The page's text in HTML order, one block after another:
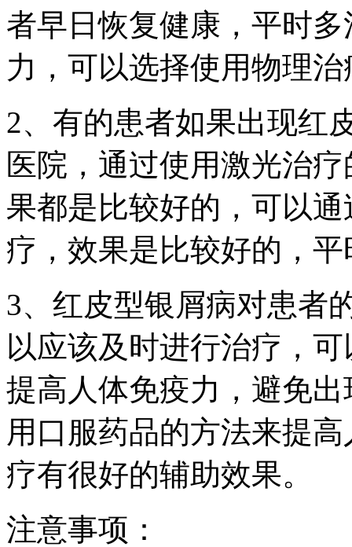
者早日恢复健康，平时
力，可以选择使用物理
2、有的患者如果出现红
医院，通过使用激光治
果都是比较好的，可以
疗，效果是比较好的，
3、红皮型银屑病对患者
以应该及时进行治疗，
提高人体免疫力，避免
用口服药品的方法来提
疗有很好的辅助效果。
注意事项：